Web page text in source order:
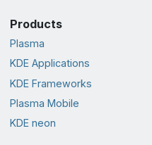
Products
Plasma
KDE Applications
KDE Frameworks
Plasma Mobile
KDE neon